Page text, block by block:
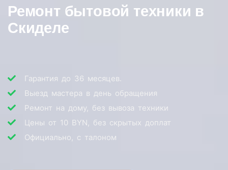
Ремонт бытовой техники в
Скиделе
Гарантия до 36 месяцев.
Выезд мастера в день обращения
Ремонт на дому, без вывоза техники
Цены от 10 BYN, без скрытых доплат
Официально, с талоном